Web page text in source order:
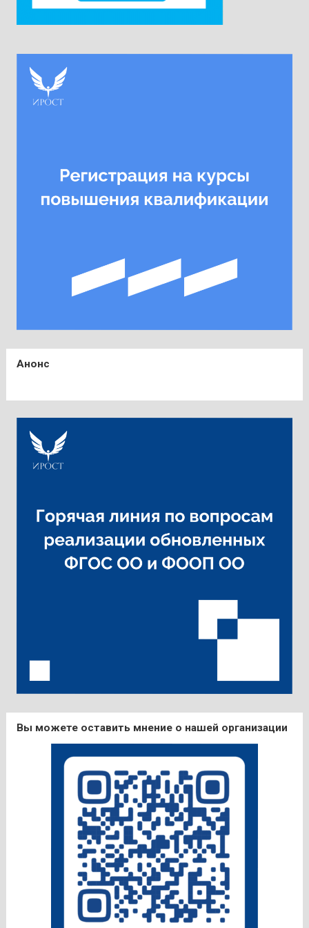
Анонс
Вы можете оставить мнение о нашей организации